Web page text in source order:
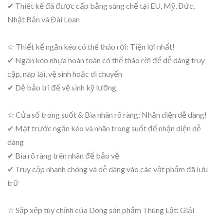
✔ Thiết kế đã được cấp bằng sáng chế tại EU, Mỹ, Đức,
Nhật Bản và Đài Loan
☆ Thiết kế ngăn kéo có thể tháo rời: Tiện lợi nhất!
✔ Ngăn kéo nhựa hoàn toàn có thể tháo rời để dễ dàng truy
cập, nạp lại, vệ sinh hoặc di chuyển
✔ Dễ bảo trì để vệ sinh kỹ lưỡng
☆ Cửa sổ trong suốt & Bìa nhãn rõ ràng: Nhận diện dễ dàng!
✔ Mặt trước ngăn kéo và nhãn trong suốt để nhận diện dễ
dàng
✔ Bìa rõ ràng trên nhãn để bảo vệ
✔ Truy cập nhanh chóng và dễ dàng vào các vật phẩm đã lưu
trữ
☆ Sắp xếp tùy chỉnh của Dòng sản phẩm Thùng Lật: Giải